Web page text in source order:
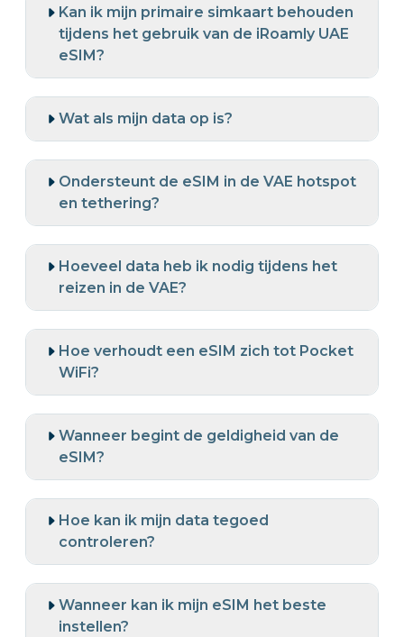
Kan ik mijn primaire simkaart behouden
tijdens het gebruik van de iRoamly UAE
eSIM?
Wat als mijn data op is?
Ondersteunt de eSIM in de VAE hotspot
en tethering?
Hoeveel data heb ik nodig tijdens het
reizen in de VAE?
Hoe verhoudt een eSIM zich tot Pocket
WiFi?
Wanneer begint de geldigheid van de
eSIM?
Hoe kan ik mijn data tegoed
controleren?
Wanneer kan ik mijn eSIM het beste
instellen?